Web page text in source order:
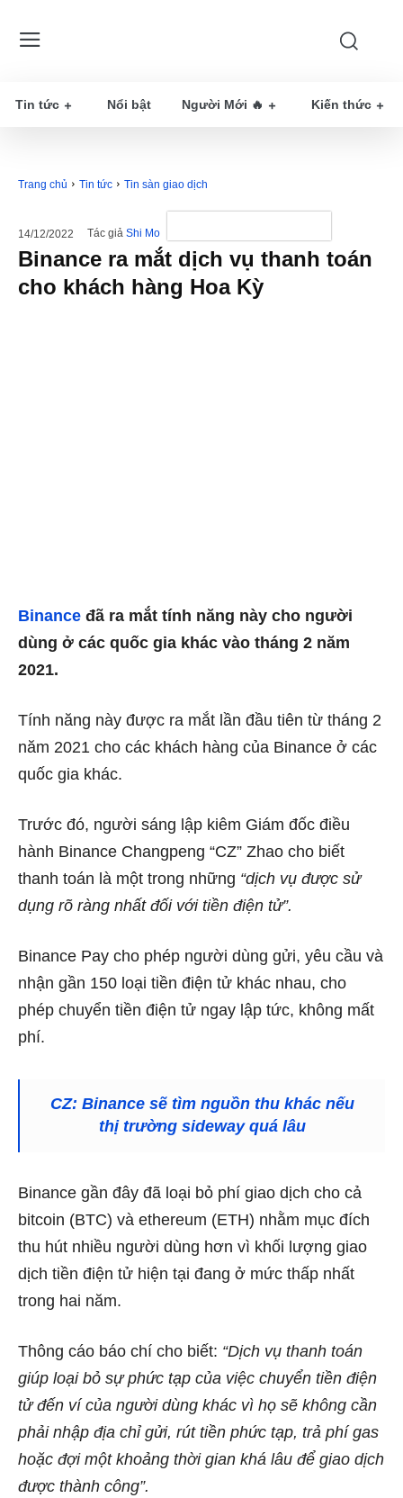
Tin tức Nổi bật Người Mới 🔥 Kiến thức
Trang chủ Tin tức Tin sàn giao dịch
14/12/2022 Tác giả Shi Mo
Binance ra mắt dịch vụ thanh toán
cho khách hàng Hoa Kỳ
Binance đã ra mắt tính năng này cho người
dùng ở các quốc gia khác vào tháng 2 năm
2021.
Tính năng này được ra mắt lần đầu tiên từ tháng 2
năm 2021 cho các khách hàng của Binance ở các
quốc gia khác.
Trước đó, người sáng lập kiêm Giám đốc điều
hành Binance Changpeng “CZ” Zhao cho biết
thanh toán là một trong những “dịch vụ được sử
dụng rõ ràng nhất đối với tiền điện tử”.
Binance Pay cho phép người dùng gửi, yêu cầu và
nhận gần 150 loại tiền điện tử khác nhau, cho
phép chuyển tiền điện tử ngay lập tức, không mất
phí.
CZ: Binance sẽ tìm nguồn thu khác nếu
thị trường sideway quá lâu
Binance gần đây đã loại bỏ phí giao dịch cho cả
bitcoin (BTC) và ethereum (ETH) nhằm mục đích
thu hút nhiều người dùng hơn vì khối lượng giao
dịch tiền điện tử hiện tại đang ở mức thấp nhất
trong hai năm.
Thông cáo báo chí cho biết: “Dịch vụ thanh toán
giúp loại bỏ sự phức tạp của việc chuyển tiền điện
tử đến ví của người dùng khác vì họ sẽ không cần
phải nhập địa chỉ gửi, rút tiền phức tạp, trả phí gas
hoặc đợi một khoảng thời gian khá lâu để giao dịch
được thành công”.